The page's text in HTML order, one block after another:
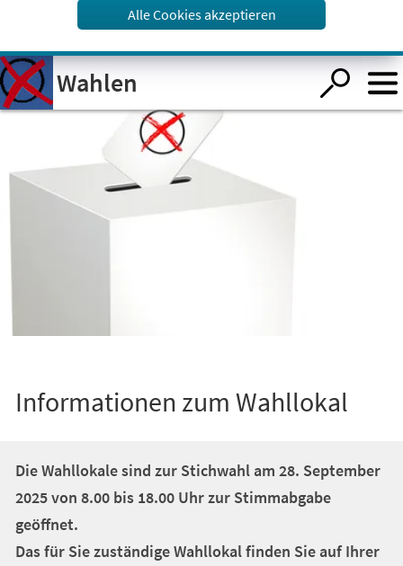
Visuelle
Assistenzsoftware
öffnen.
Alle Cookies akzeptieren
Wahlen
Informationen zum Wahllokal
Die Wahllokale sind zur Stichwahl am 28. September
2025 von 8.00 bis 18.00 Uhr zur Stimmabgabe
geöffnet.
Das für Sie zuständige Wahllokal finden Sie auf Ihrer